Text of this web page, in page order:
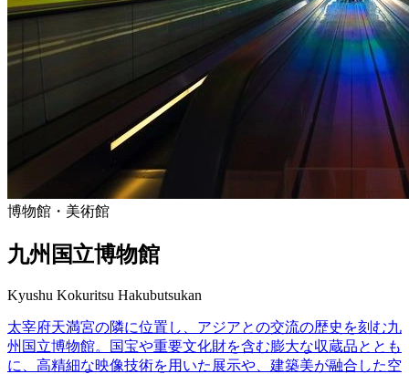
博物館・美術館
九州国立博物館
Kyushu Kokuritsu Hakubutsukan
太宰府天満宮の隣に位置し、アジアとの交流の歴史を刻む九
州国立博物館。国宝や重要文化財を含む膨大な収蔵品ととも
に、高精細な映像技術を用いた展示や、建築美が融合した空